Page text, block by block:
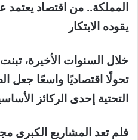
المملكة.. من اقتصاد يعتمد
يقوده الابتكار
خلال السنوات الأخيرة،
تحولًا اقتصاديًا واسعًا جعل
التحتية إحدى الركائز الأساسية
فلم تعد المشاريع الكبرى